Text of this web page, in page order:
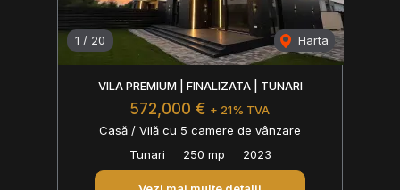
1 / 20 Harta
VILA PREMIUM | FINALIZATA | TUNARI
572,000 € + 21% TVA
Casă / Vilă cu 5 camere de vânzare
Tunari
250 mp 2023